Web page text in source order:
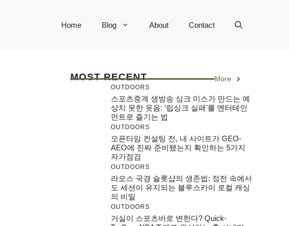
Home Blog About Contact
MOST RECENT More
OUTDOORS
스포츠중계 생방송 싱크 미스가 만드는 예
상치 못한 웃음: ‘립싱크 실패’를 엔터테인
먼트로 즐기는 법
OUTDOORS
오픈타임 컨설팅 전, 내 사이트가 GEO-
AEO에 진짜 준비됐는지 확인하는 5가지
자가점검
OUTDOORS
라오스 국경 슬롯샵의 생존법: 정전 속에서
도 세션이 유지되는 블루스카이 로컬 캐싱
의 비밀
OUTDOORS
거실이 스포츠바로 변한다? Quick-